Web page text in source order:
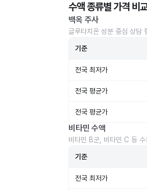
수액 종류별 가격 비
백옥 주사
글루타치온 성분 중심 상담
기준
전국 최저가
전국 평균가
전국 평균가
비타민 수액
비타민 B군, 비타민 C 등
기준
전국 최저가